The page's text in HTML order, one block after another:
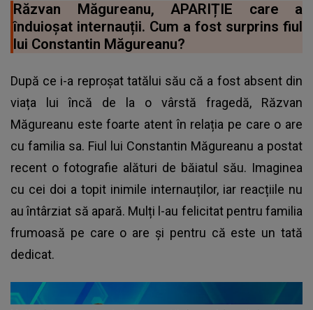
Răzvan Măgureanu, APARIȚIE care a
înduioșat internauții. Cum a fost surprins fiul
lui Constantin Măgureanu?
După ce i-a reproșat tatălui său că a fost absent din
viața lui încă de la o vârstă fragedă, Răzvan
Măgureanu este foarte atent în relația pe care o are
cu familia sa. Fiul lui Constantin Măgureanu a postat
recent o fotografie alături de băiatul său. Imaginea
cu cei doi a topit inimile internauților, iar reacțiile nu
au întârziat să apară. Mulți l-au felicitat pentru familia
frumoasă pe care o are și pentru că este un tată
dedicat.